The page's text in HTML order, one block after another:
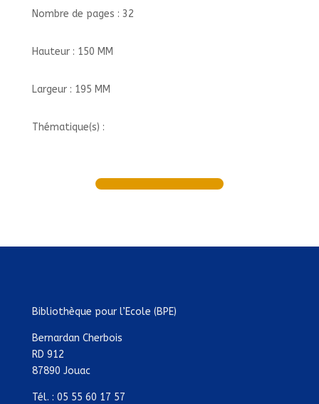
Nombre de pages : 32
Hauteur : 150 MM
Largeur : 195 MM
Thématique(s) :
Bibliothèque pour l’Ecole (BPE)
Bernardan Cherbois
RD 912
87890 Jouac
Tél. : 05 55 60 17 57